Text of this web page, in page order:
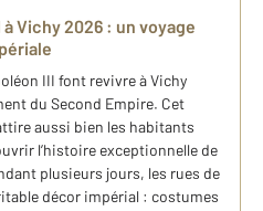
Vichy 2026 : un voyage
III font revivre à Vichy
du Second Empire. Cet
aussi bien les habitants
l’histoire exceptionnelle de
plusieurs jours, les rues de
décor impérial : costumes